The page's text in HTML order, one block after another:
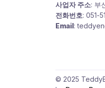
사업자 주소: 부
전화번호: 051-
Email:
© 2025